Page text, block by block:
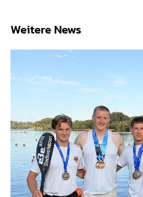
Weitere News